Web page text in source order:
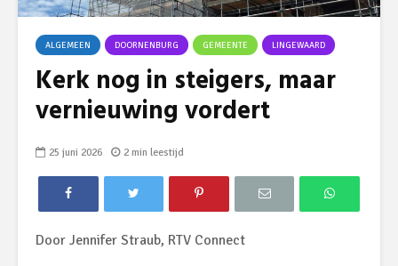
ALGEMEEN DOORNENBURG GEMEENTE LINGEWAARD
Kerk nog in steigers, maar
vernieuwing vordert
25 juni 2026 2 min leestijd
Door Jennifer Straub, RTV Connect